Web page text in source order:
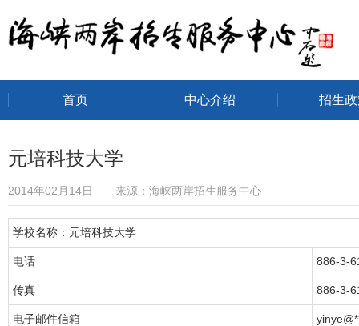
海峡两岸招生服务中心
首页 中心介绍 招生
元培科技大学
2014年02月14日 来源：海峡两岸招生服务中心
学校名称：元培科技大学
电话 886-3-
传真 886-3-
电子邮件信箱